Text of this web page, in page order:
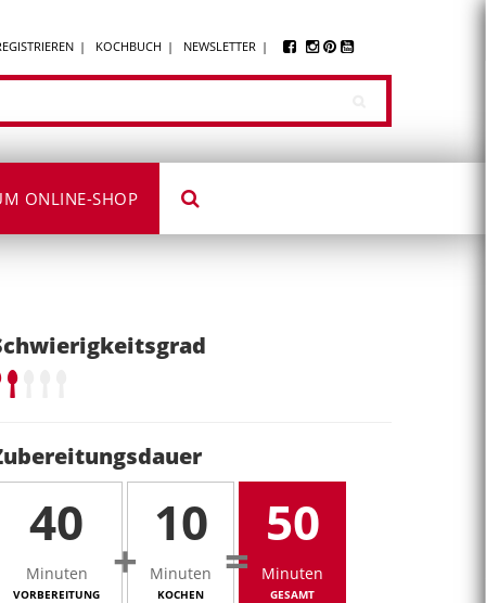
KOCHBUCH NEWSLETTER
ONLINE-SHOP
40
Minuten
VORBEREITUNG
+
10
Minuten
KOCHEN
=
50
Minuten
GESAMT